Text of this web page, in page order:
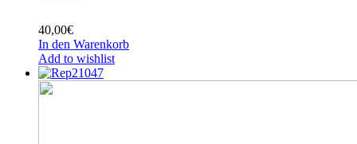
40,00€
In den Warenkorb
Add to wishlist